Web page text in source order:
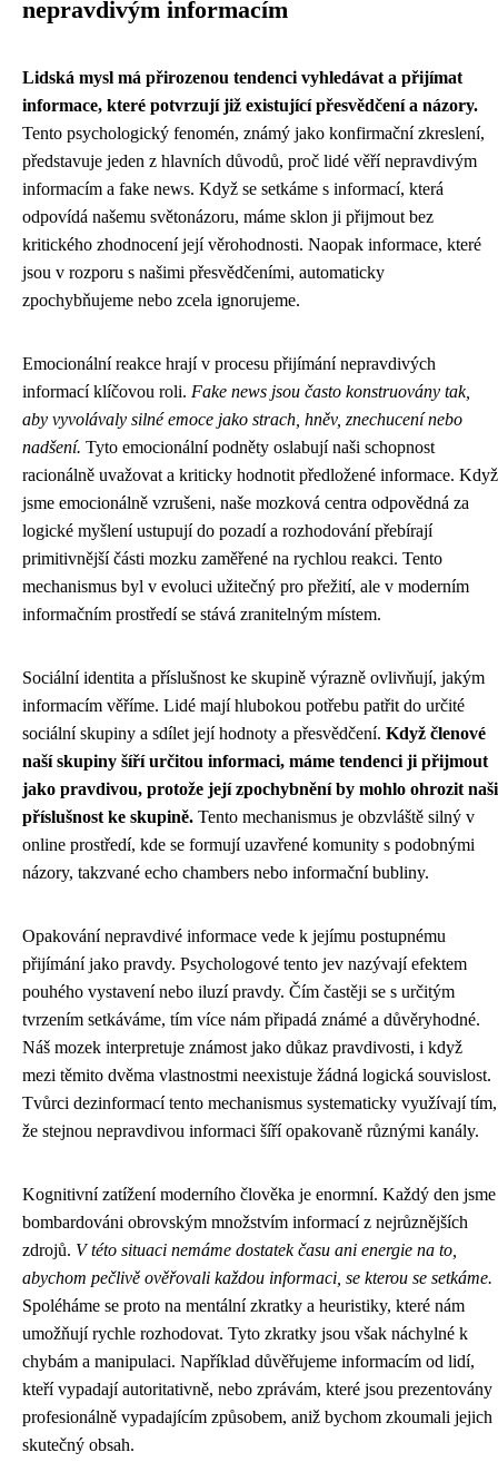
nepravdivým informacím
Lidská mysl má přirozenou tendenci vyhledávat a přijímat
informace, které potvrzují již existující přesvědčení a názory.
Tento psychologický fenomén, známý jako konfirmační zkreslení,
představuje jeden z hlavních důvodů, proč lidé věří nepravdivým
informacím a fake news. Když se setkáme s informací, která
odpovídá našemu světonázoru, máme sklon ji přijmout bez
kritického zhodnocení její věrohodnosti. Naopak informace, které
jsou v rozporu s našimi přesvědčeními, automaticky
zpochybňujeme nebo zcela ignorujeme.
Emocionální reakce hrají v procesu přijímání nepravdivých
informací klíčovou roli. Fake news jsou často konstruovány tak,
aby vyvolávaly silné emoce jako strach, hněv, znechucení nebo
nadšení. Tyto emocionální podněty oslabují naši schopnost
racionálně uvažovat a kriticky hodnotit předložené informace. Když
jsme emocionálně vzrušeni, naše mozková centra odpovědná za
logické myšlení ustupují do pozadí a rozhodování přebírají
primitivnější části mozku zaměřené na rychlou reakci. Tento
mechanismus byl v evoluci užitečný pro přežití, ale v moderním
informačním prostředí se stává zranitelným místem.
Sociální identita a příslušnost ke skupině výrazně ovlivňují, jakým
informacím věříme. Lidé mají hlubokou potřebu patřit do určité
sociální skupiny a sdílet její hodnoty a přesvědčení. Když členové
naší skupiny šíří určitou informaci, máme tendenci ji přijmout
jako pravdivou, protože její zpochybnění by mohlo ohrozit naši
příslušnost ke skupině. Tento mechanismus je obzvláště silný v
online prostředí, kde se formují uzavřené komunity s podobnými
názory, takzvané echo chambers nebo informační bubliny.
Opakování nepravdivé informace vede k jejímu postupnému
přijímání jako pravdy. Psychologové tento jev nazývají efektem
pouhého vystavení nebo iluzí pravdy. Čím častěji se s určitým
tvrzením setkáváme, tím více nám připadá známé a důvěryhodné.
Náš mozek interpretuje známost jako důkaz pravdivosti, i když
mezi těmito dvěma vlastnostmi neexistuje žádná logická souvislost.
Tvůrci dezinformací tento mechanismus systematicky využívají tím,
že stejnou nepravdivou informaci šíří opakovaně různými kanály.
Kognitivní zatížení moderního člověka je enormní. Každý den jsme
bombardováni obrovským množstvím informací z nejrůznějších
zdrojů. V této situaci nemáme dostatek času ani energie na to,
abychom pečlivě ověřovali každou informaci, se kterou se setkáme.
Spoléháme se proto na mentální zkratky a heuristiky, které nám
umožňují rychle rozhodovat. Tyto zkratky jsou však náchylné k
chybám a manipulaci. Například důvěřujeme informacím od lidí,
kteří vypadají autoritativně, nebo zprávám, které jsou prezentovány
profesionálně vypadajícím způsobem, aniž bychom zkoumali jejich
skutečný obsah.